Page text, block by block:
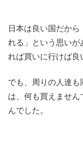
日本は良い国だから
れる」という思い
れば買いに行けば良
でも、周りの人達
は、何も買えませ
んでした。